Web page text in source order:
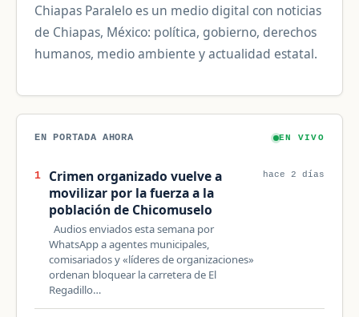
Chiapas Paralelo es un medio digital con noticias
de Chiapas, México: política, gobierno, derechos
humanos, medio ambiente y actualidad estatal.
EN PORTADA AHORA EN VIVO
1
Crimen organizado vuelve a
movilizar por la fuerza a la
población de Chicomuselo
Audios enviados esta semana por
WhatsApp a agentes municipales,
comisariados y «líderes de organizaciones»
ordenan bloquear la carretera de El
Regadillo…
hace 2 días